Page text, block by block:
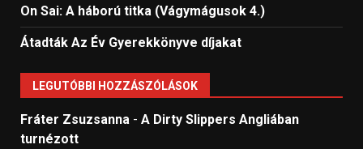
On Sai: A ​háború titka (Vágymágusok 4.)
Átadták Az Év Gyerekkönyve díjakat
LEGUTÓBBI HOZZÁSZÓLÁSOK
Fráter Zsuzsanna - A Dirty Slippers Angliában
turnézott